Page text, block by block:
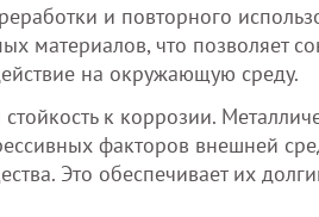
и повторного
материалов, что позволяет
на окружающую среду.
стойкость к коррозии.
факторов внешней
Это обеспечивает их